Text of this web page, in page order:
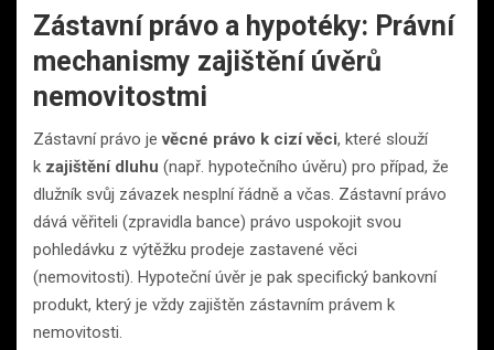
Zástavní právo a hypotéky: Právní
mechanismy zajištění úvěrů
nemovitostmi
Zástavní právo jevěcné právo k cizí věci, které slouží
k zajištění dluhu (např. hypotečního úvěru) pro případ, že
dlužník svůj závazek nesplní řádně a včas. Zástavní právo
dává věřiteli (zpravidla bance) právo uspokojit svou
pohledávku z výtěžku prodeje zastavené věci
(nemovitosti). Hypoteční úvěr je pak specifický bankovní
produkt, který je vždy zajištěn zástavním právem k
nemovitosti.